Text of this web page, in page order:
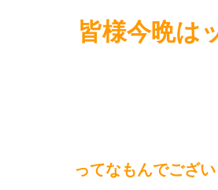
皆様今晩は
ってなもんでござ